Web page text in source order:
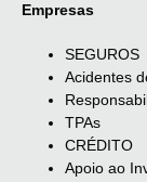
Empresas
SEGUROS
Acidentes
TPAs
CRÉDITO
Apoio ao